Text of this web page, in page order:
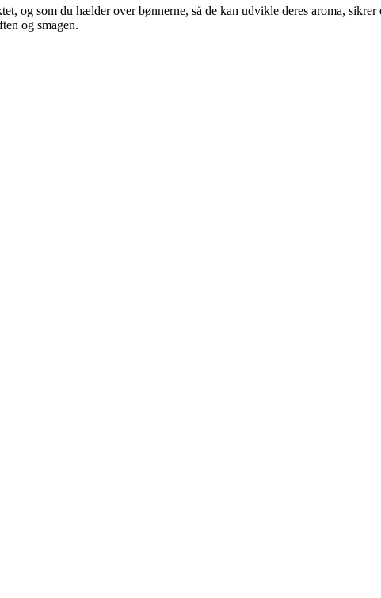
og som du hælder over bønnerne, så de kan udvikle deres aroma,
og smagen.